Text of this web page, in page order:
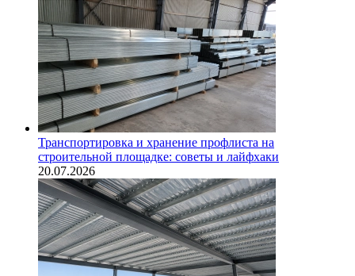
Транспортировка и хранение профлиста на
строительной площадке: советы и лайфхаки
20.07.2026